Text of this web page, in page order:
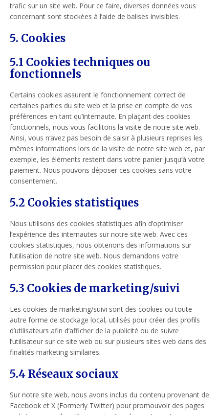
trafic sur un site web. Pour ce faire, diverses données vous
concernant sont stockées à l’aide de balises invisibles.
5. Cookies
5.1 Cookies techniques ou
fonctionnels
Certains cookies assurent le fonctionnement correct de
certaines parties du site web et la prise en compte de vos
préférences en tant qu’internaute. En plaçant des cookies
fonctionnels, nous vous facilitons la visite de notre site web.
Ainsi, vous n’avez pas besoin de saisir à plusieurs reprises les
mêmes informations lors de la visite de notre site web et, par
exemple, les éléments restent dans votre panier jusqu’à votre
paiement. Nous pouvons déposer ces cookies sans votre
consentement.
5.2 Cookies statistiques
Nous utilisons des cookies statistiques afin d’optimiser
l’expérience des internautes sur notre site web. Avec ces
cookies statistiques, nous obtenons des informations sur
l’utilisation de notre site web. Nous demandons votre
permission pour placer des cookies statistiques.
5.3 Cookies de marketing/suivi
Les cookies de marketing/suivi sont des cookies ou toute
autre forme de stockage local, utilisés pour créer des profils
d’utilisateurs afin d’afficher de la publicité ou de suivre
l’utilisateur sur ce site web ou sur plusieurs sites web dans des
finalités marketing similaires.
5.4 Réseaux sociaux
Sur notre site web, nous avons inclus du contenu provenant de
Facebook et X (Formerly Twitter) pour promouvoir des pages